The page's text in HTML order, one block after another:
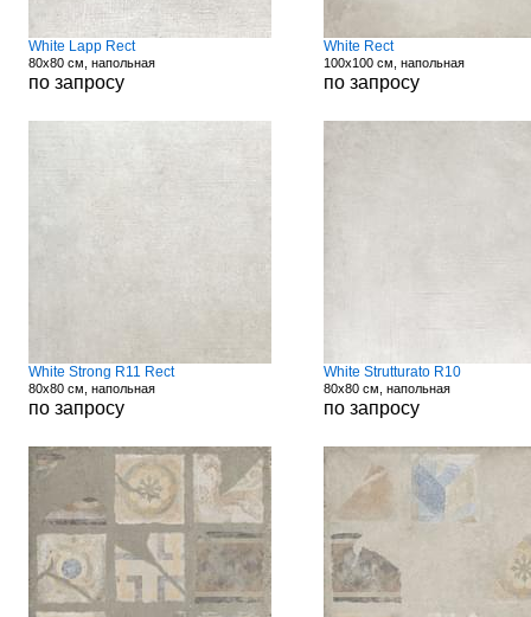
White Lapp Rect
80x80 см, напольная
по запросу
White Rect
100x100 см, напольная
по запросу
White Strong R11 Rect
80x80 см, напольная
по запросу
White Strutturato R10
80x80 см, напольная
по запросу